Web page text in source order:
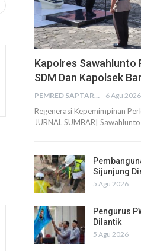
Kapolres Sawahlunto
SDM Dan Kapolsek
PEMRED SAPTARIUS 6 Agu 2026
Regenerasi Kepemimpinan
JURNAL SUMBAR|
Sijunjung
5 Agu 2026
Pengurus
Dilantik
5 Agu 2026